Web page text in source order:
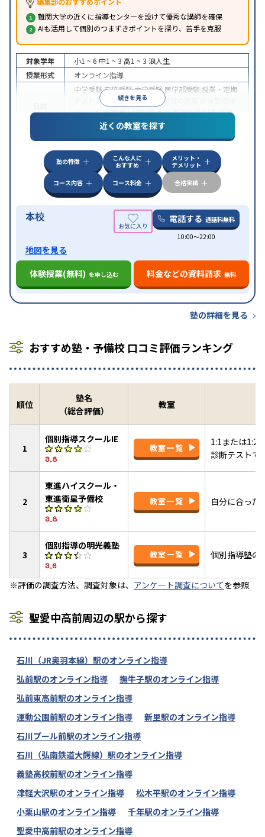
難関大学の近くに指導センターを設けて優秀な講師を確保
AIも活用して個別のつまずきポイントを探り、苦手を克服
続きを見る
対象学年 小1 ~ 6 中1 ~ 3 高1 ~ 3 浪人生
授業形式
オンライン指導
中学受験高校受験大学受験 医学部受験 授業・定期
テスト対策
内申点対策 学習習慣の定着
(旧AO)対策推薦入試対策英検(英語検定)対策漢検
(漢字検定)対策
中高一貫校生に対応成績保証制度あり授業の振替
可能不登校生に対応学習にPC・タブレットを利用
オンライン対応1科目から受講可能
近くの教室を探す
塾の特徴
こんな人に
おすすめ
メリット・
デメリット
コース内容
コース料金 合格実績
本校 電話する 通話料無料
10:00〜22:00
地図を見る
体験授業(無料) を申し込む 料金などの資料請求 無料
塾の詳細を見る
おすすめ塾・予備校 口コミ評価ランキング
順位
塾名
（総合評価）
教室
1
個別指導スクールIE
3.8
教室一覧
1:1または1:2
診断テストで
2
東進ハイスクール・
東進衛星予備校
3.8
教室一覧 自分に合った
3
個別指導の明光義塾
3.6
教室一覧 個別指導塾の
※評価の調査方法、調査対象は、 アンケート調査についてを参照
聖愛中高前周辺の駅から探す
石川（JR奥羽本線）駅のオンライン指導
弘前駅のオンライン指導
撫牛子駅のオンライン指導
弘前東高前駅のオンライン指導
運動公園前駅のオンライン指導
新里駅のオンライン指導
石川プール前駅のオンライン指導
石川（弘南鉄道大鰐線）駅のオンライン指導
義塾高校前駅のオンライン指導
津軽大沢駅のオンライン指導
松木平駅のオンライン指導
小栗山駅のオンライン指導
千年駅のオンライン指導
聖愛中高前駅のオンライン指導